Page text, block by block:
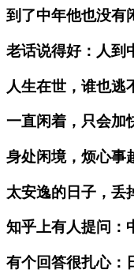
到了中年他也没有
老话说得好：人到
人生在世，谁也逃
一直闲着，只会加
身处闲境，烦心事
太安逸的日子，丢
知乎上有人提问：
有个回答很扎心：